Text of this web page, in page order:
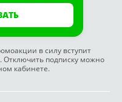
в силу вступит
подписку можно
кабинете.